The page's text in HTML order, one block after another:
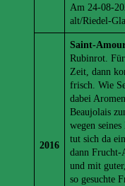
Am 24-08-
alt/Riedel-
2016
Saint-
Rubinrot. Für
Zeit, dann
frisch. Wie
dabei
Beaujolais
wegen
tut sich da
dann Frucht-
und mit
so gesuchte